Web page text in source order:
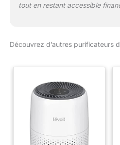
tout en restant accessible
Découvrez d’autres purificateurs